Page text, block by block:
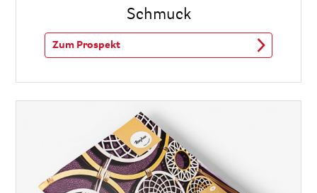
Schmuck
Zum Prospekt